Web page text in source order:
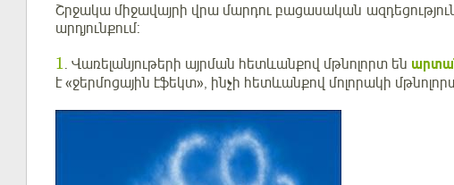
Շրջակա միջավայրի վրա մարդու բացասական
արդյունքում:
1. Վառելանյութերի այրման հետևանքով մթնոլորտ են
է «ջերմոցային էֆեկտ», ինչի հետևանքով մոլորակի